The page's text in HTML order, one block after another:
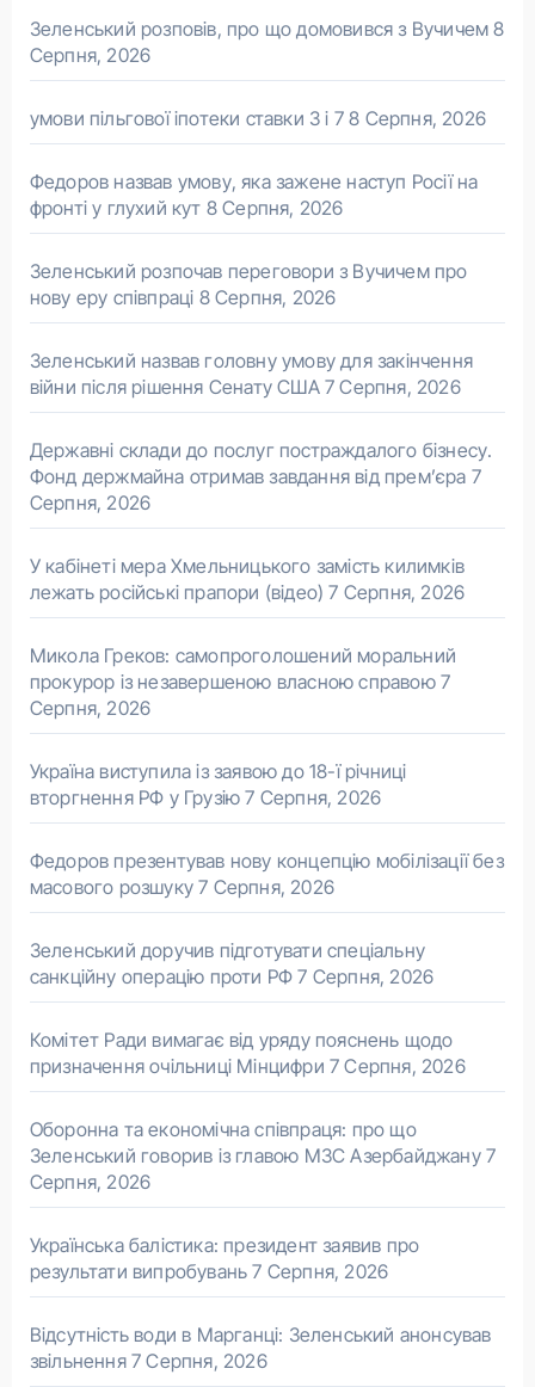
Зеленський розповів, про що домовився з Вучичем 8
Серпня, 2026
умови пільгової іпотеки ставки 3 і 7 8 Серпня, 2026
Федоров назвав умову, яка зажене наступ Росії на
фронті у глухий кут 8 Серпня, 2026
Зеленський розпочав переговори з Вучичем про
нову еру співпраці 8 Серпня, 2026
Зеленський назвав головну умову для закінчення
війни після рішення Сенату США 7 Серпня, 2026
Державні склади до послуг постраждалого бізнесу.
Фонд держмайна отримав завдання від прем’єра 7
Серпня, 2026
У кабінеті мера Хмельницького замість килимків
лежать російські прапори (відео) 7 Серпня, 2026
Микола Греков: самопроголошений моральний
прокурор із незавершеною власною справою 7
Серпня, 2026
Україна виступила із заявою до 18-ї річниці
вторгнення РФ у Грузію 7 Серпня, 2026
Федоров презентував нову концепцію мобілізації без
масового розшуку 7 Серпня, 2026
Зеленський доручив підготувати спеціальну
санкційну операцію проти РФ 7 Серпня, 2026
Комітет Ради вимагає від уряду пояснень щодо
призначення очільниці Мінцифри 7 Серпня, 2026
Оборонна та економічна співпраця: про що
Зеленський говорив із главою МЗС Азербайджану 7
Серпня, 2026
Українська балістика: президент заявив про
результати випробувань 7 Серпня, 2026
Відсутність води в Марганці: Зеленський анонсував
звільнення 7 Серпня, 2026